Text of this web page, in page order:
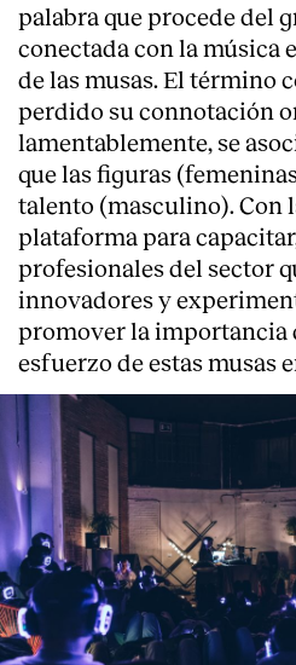
palabra que procede del
conectada con la música
de las musas. El término
perdido su connotación
lamentablemente, se
que las figuras
talento (masculino). Con
plataforma para
profesionales del sector
innovadores y
promover la importancia
esfuerzo de estas musas